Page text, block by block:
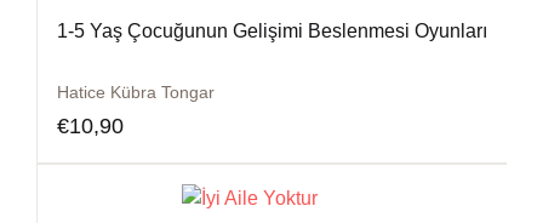
1-5 Yaş Çocuğunun Gelişimi Beslenmesi Oyunları
Hatice Kübra Tongar
€10,90